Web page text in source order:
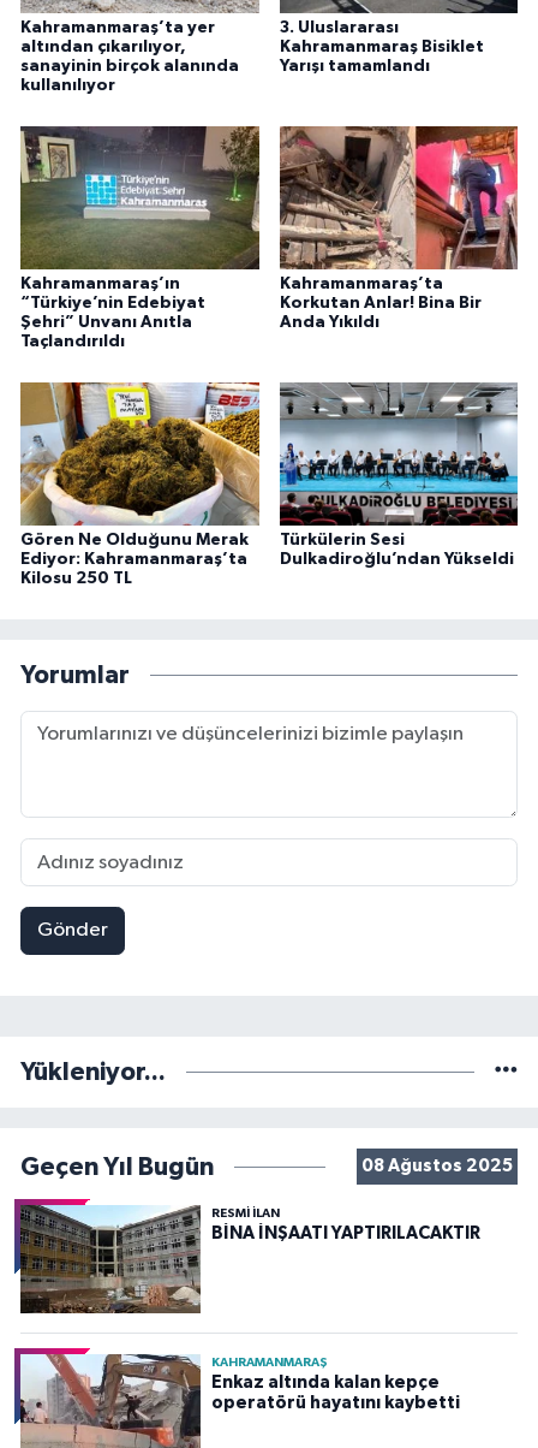
Kahramanmaraş’ta yer
altından çıkarılıyor,
sanayinin birçok alanında
kullanılıyor
3. Uluslararası
Kahramanmaraş Bisiklet
Yarışı tamamlandı
Kahramanmaraş’ın
“Türkiye’nin Edebiyat
Şehri” Unvanı Anıtla
Taçlandırıldı
Kahramanmaraş’ta
Korkutan Anlar! Bina Bir
Anda Yıkıldı
Gören Ne Olduğunu Merak
Ediyor: Kahramanmaraş’ta
Kilosu 250 TL
Türkülerin Sesi
Dulkadiroğlu’ndan Yükseldi
Yorumlar
Gönder
Yükleniyor...
Geçen Yıl Bugün 08 Ağustos 2025
RESMİ İLAN
BİNA İNŞAATI YAPTIRILACAKTIR
KAHRAMANMARAŞ
Enkaz altında kalan kepçe
operatörü hayatını kaybetti